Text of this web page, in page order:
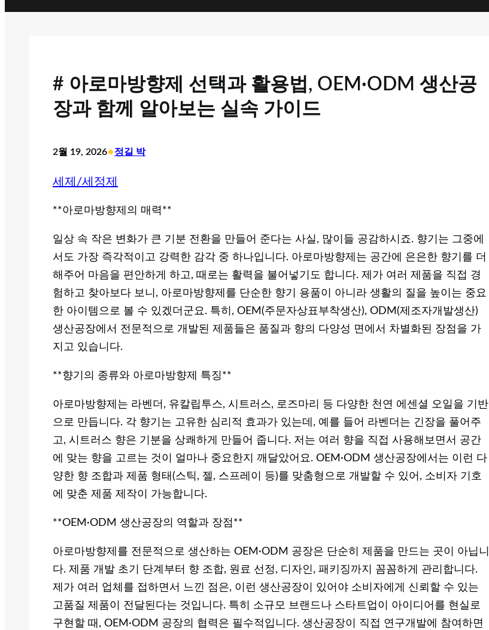
# 아로마방향제 선택과 활용법, OEM·ODM 생산공
장과 함께 알아보는 실속 가이드
2월 19, 2026•정길 박
세제/세정제
**아로마방향제의 매력**
일상 속 작은 변화가 큰 기분 전환을 만들어 준다는 사실, 많이들 공감하시죠. 향기는 그중에
서도 가장 즉각적이고 강력한 감각 중 하나입니다. 아로마방향제는 공간에 은은한 향기를 더
해주어 마음을 편안하게 하고, 때로는 활력을 불어넣기도 합니다. 제가 여러 제품을 직접 경
험하고 찾아보다 보니, 아로마방향제를 단순한 향기 용품이 아니라 생활의 질을 높이는 중요
한 아이템으로 볼 수 있겠더군요. 특히, OEM(주문자상표부착생산), ODM(제조자개발생산)
생산공장에서 전문적으로 개발된 제품들은 품질과 향의 다양성 면에서 차별화된 장점을 가
지고 있습니다.
**향기의 종류와 아로마방향제 특징**
아로마방향제는 라벤더, 유칼립투스, 시트러스, 로즈마리 등 다양한 천연 에센셜 오일을 기반
으로 만듭니다. 각 향기는 고유한 심리적 효과가 있는데, 예를 들어 라벤더는 긴장을 풀어주
고, 시트러스 향은 기분을 상쾌하게 만들어 줍니다. 저는 여러 향을 직접 사용해보면서 공간
에 맞는 향을 고르는 것이 얼마나 중요한지 깨달았어요. OEM·ODM 생산공장에서는 이런 다
양한 향 조합과 제품 형태(스틱, 젤, 스프레이 등)를 맞춤형으로 개발할 수 있어, 소비자 기호
에 맞춘 제품 제작이 가능합니다.
**OEM·ODM 생산공장의 역할과 장점**
아로마방향제를 전문적으로 생산하는 OEM·ODM 공장은 단순히 제품을 만드는 곳이 아닙니
다. 제품 개발 초기 단계부터 향 조합, 원료 선정, 디자인, 패키징까지 꼼꼼하게 관리합니다.
제가 여러 업체를 접하면서 느낀 점은, 이런 생산공장이 있어야 소비자에게 신뢰할 수 있는
고품질 제품이 전달된다는 것입니다. 특히 소규모 브랜드나 스타트업이 아이디어를 현실로
구현할 때, OEM·ODM 공장의 협력은 필수적입니다. 생산공장이 직접 연구개발에 참여하면